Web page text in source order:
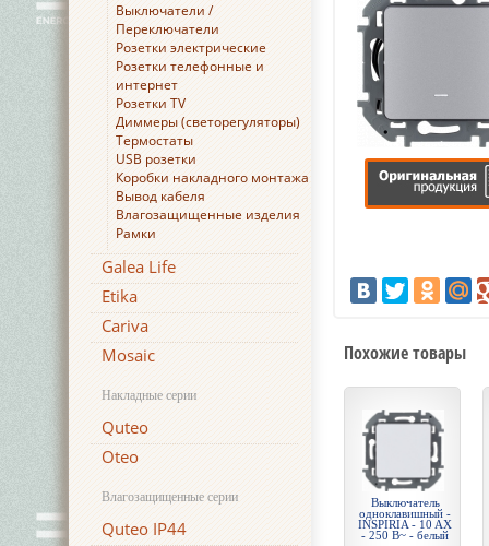
Выключатели /
Переключатели
Розетки электрические
Розетки телефонные и
интернет
Розетки TV
Диммеры (светорегуляторы)
Термостаты
USB розетки
Коробки накладного монтажа
Вывод кабеля
Влагозащищенные изделия
Рамки
Galea Life
Etika
Cariva
Mosaic
Накладные серии
Quteo
Oteo
Влагозащищенные серии
Quteo IP44
Похожие товары
Выключатель
одноклавишный -
INSPIRIA - 10 AX
- 250 В~ - белый